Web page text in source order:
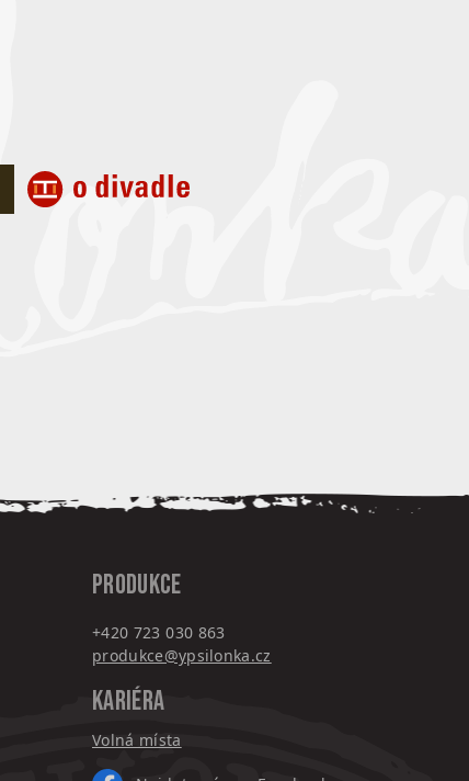
PRODUKCE
+420 723 030 863
produkce@ypsilonka.cz
KARIÉRA
Volná místa